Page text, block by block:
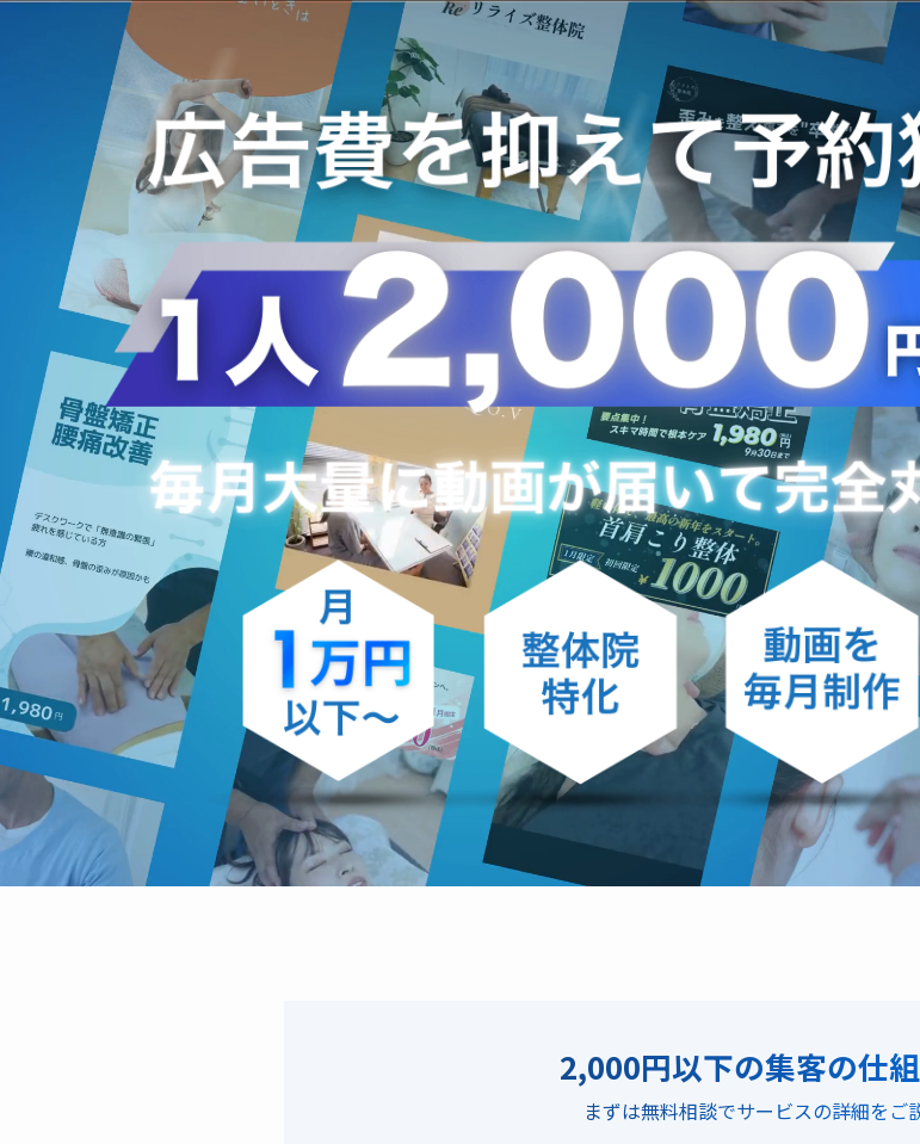
2,000円以下の集客の仕
まずは無料相談でサービスの詳細をご